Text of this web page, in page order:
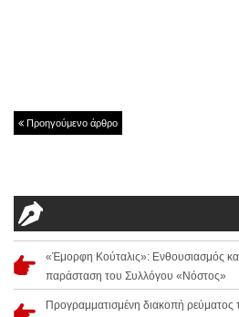
Προηγούμενο άρθρο
«Έμορφη Κούταλις»: Ενθουσιασμός και
παράσταση του Συλλόγου «Νόστος»
Προγραμματισμένη διακοπή ρεύματος